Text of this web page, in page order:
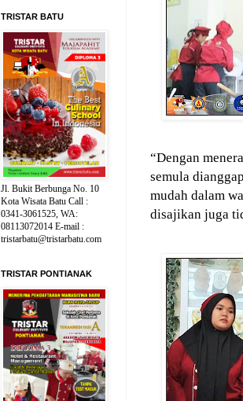
“Dengan
semula
mudah dalam
disajikan juga
TRISTAR BATU
Jl. Bukit Berbunga No. 10
Kota Wisata Batu Call :
0341-3061525, WA:
08113072014 E-mail :
tristarbatu@tristarbatu.com
TRISTAR PONTIANAK